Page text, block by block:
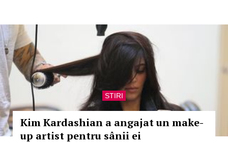
STIRI
Kim Kardashian a angajat un make-
up artist pentru sânii ei